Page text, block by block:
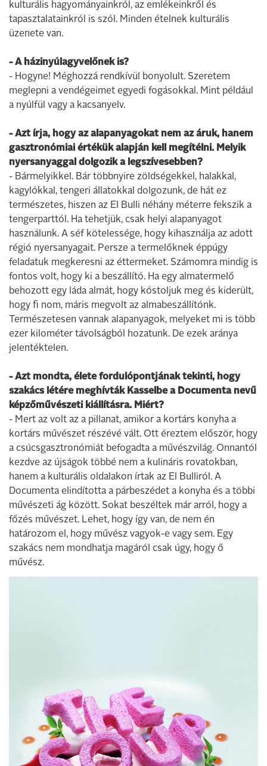
kulturális hagyományainkról, az emlékeinkről és
tapasztalatainkról is szól. Minden ételnek kulturális
üzenete van.
- A házinyúlagyvelőnek is?
- Hogyne! Méghozzá rendkívül bonyolult. Szeretem
meglepni a vendégeimet egyedi fogásokkal. Mint például
a nyúlfül vagy a kacsanyelv.
- Azt írja, hogy az alapanyagokat nem az áruk, hanem
gasztronómiai értékük alapján kell megítélni. Melyik
nyersanyaggal dolgozik a legszívesebben?
- Bármelyikkel. Bár többnyire zöldségekkel, halakkal,
kagylókkal, tengeri állatokkal dolgozunk, de hát ez
természetes, hiszen az El Bulli néhány méterre fekszik a
tengerparttól. Ha tehetjük, csak helyi alapanyagot
használunk. A séf kötelessége, hogy kihasználja az adott
régió nyersanyagait. Persze a termelőknek éppúgy
feladatuk megkeresni az éttermeket. Számomra mindig is
fontos volt, hogy ki a beszállító. Ha egy almatermelő
behozott egy láda almát, hogy kóstoljuk meg és kiderült,
hogy fi nom, máris megvolt az almabeszállítónk.
Természetesen vannak alapanyagok, melyeket mi is több
ezer kilométer távolságból hozatunk. De ezek aránya
jelentéktelen.
- Azt mondta, élete fordulópontjának tekinti, hogy
szakács létére meghívták Kasselbe a Documenta nevű
képzőművészeti kiállításra. Miért?
- Mert az volt az a pillanat, amikor a kortárs konyha a
kortárs művészet részévé vált. Ott éreztem először, hogy
a csúcsgasztronómiát befogadta a művészvilág. Onnantól
kezdve az újságok többé nem a kulináris rovatokban,
hanem a kulturális oldalakon írtak az El Bulliról. A
Documenta elindította a párbeszédet a konyha és a többi
művészeti ág között. Sokat beszéltek már arról, hogy a
főzés művészet. Lehet, hogy így van, de nem én
határozom el, hogy művész vagyok-e vagy sem. Egy
szakács nem mondhatja magáról csak úgy, hogy ő
művész.